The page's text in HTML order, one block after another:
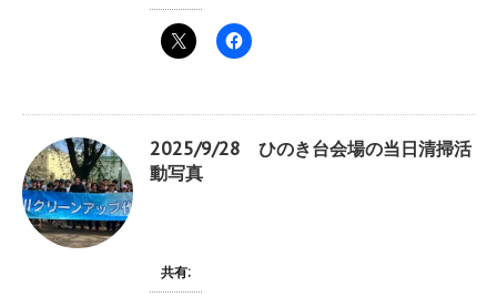
2025/9/28 ひのき台会場の当日清掃活
動写真
共有: